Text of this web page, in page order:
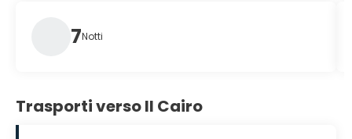
7Notti
Trasporti verso Il Cairo